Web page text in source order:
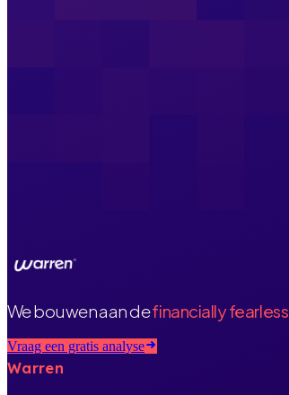
We bouwen aan definancially fearless
Vraag een gratis analyse
Warren